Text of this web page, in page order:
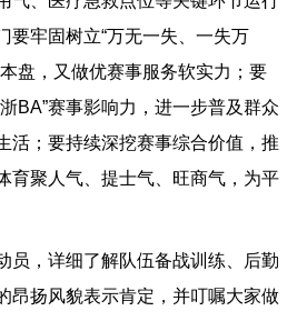
要牢固树立“万无一失、一失万
盘，又做优赛事服务软实力；要
BA”赛事影响力，进一步普及群众
活；要持续深挖赛事综合价值，推
育聚人气、提士气、旺商气，为平
，详细了解队伍备战训练、后勤
昂扬风貌表示肯定，并叮嘱大家做